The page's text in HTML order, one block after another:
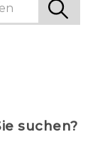
suchen?